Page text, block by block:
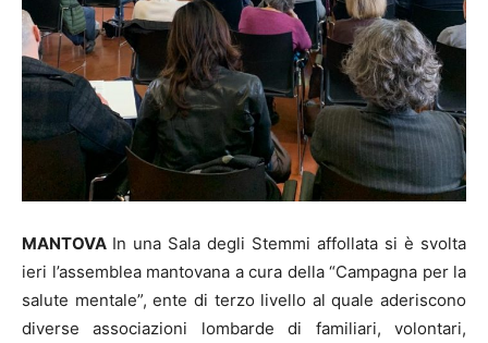
MANTOVA In una Sala degli Stemmi affollata si è svolta
ieri l’assemblea mantovana a cura della “Campagna per la
salute mentale”, ente di terzo livello al quale aderiscono
diverse associazioni lombarde di familiari, volontari,